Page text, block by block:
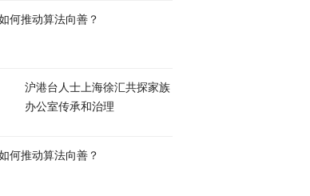
何推动算法向善？
沪港台人士上海徐汇共探家族
办公室传承和治理
何推动算法向善？